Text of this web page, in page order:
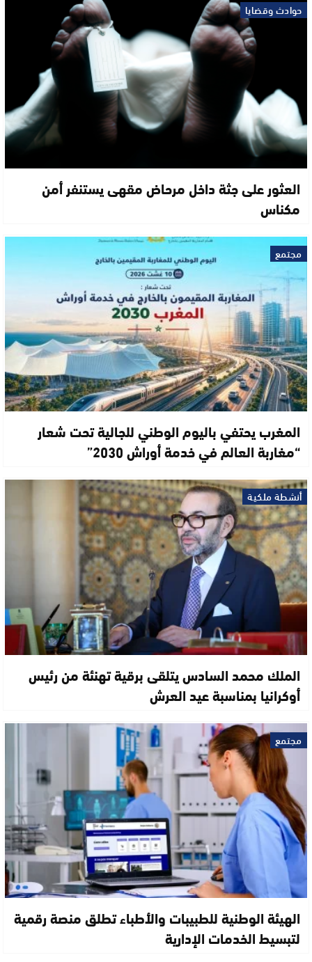
حوادث وقضايا
العثور على جثة داخل مرحاض مقهى يستنفر أمن
مكناس
مجتمع
المغرب يحتفي باليوم الوطني للجالية تحت شعار
“مغاربة العالم في خدمة أوراش 2030”
أنشطة ملكية
الملك محمد السادس يتلقى برقية تهنئة من رئيس
أوكرانيا بمناسبة عيد العرش
مجتمع
الهيئة الوطنية للطبيبات والأطباء تطلق منصة رقمية
لتبسيط الخدمات الإدارية